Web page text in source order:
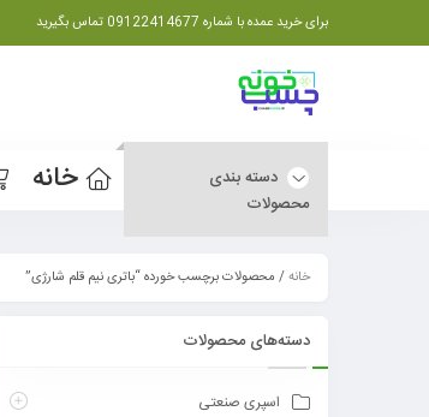
برای خرید عمده با شماره 09122414677 تماس بگیرید
دسته بندی
محصولات
خانه
خانه/ محصولات برچسب خورده “باتری نیم قلم شارژی”
دسته‌های محصولات
اسپری صنعتی